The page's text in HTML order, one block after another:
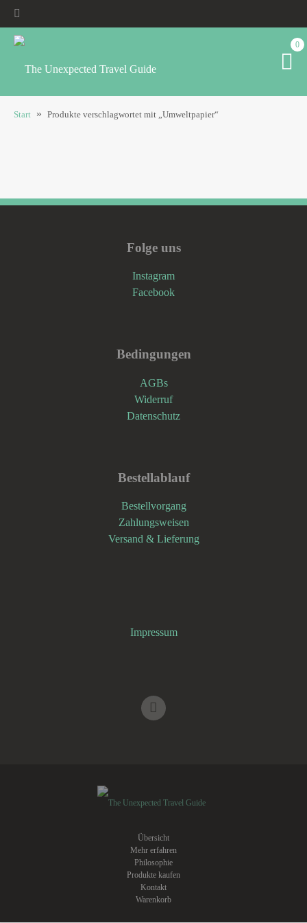
0
Start » Produkte verschlagwortet mit „Umweltpapier“
Folge uns
Instagram
Facebook
Bedingungen
AGBs
Widerruf
Datenschutz
Bestellablauf
Bestellvorgang
Zahlungsweisen
Versand & Lieferung
Impressum
Übersicht
Mehr erfahren
Philosophie
Produkte kaufen
Kontakt
Warenkorb